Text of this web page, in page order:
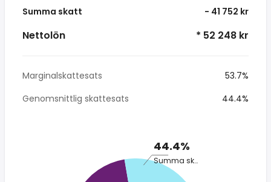
Summa skatt - 41 752 kr
Nettolön * 52 248 kr
Marginalskattesats
53.7%
Genomsnittlig skattesats
44.4%
44.4%
Summa skatt